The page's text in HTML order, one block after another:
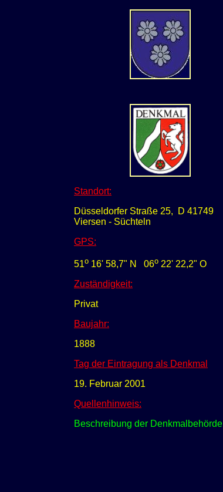
Standort:
Düsseldorfer Straße 25, D 41749
Viersen - Süchteln
GPS:
51o 16' 58,7" N 06o 22' 22,2" O
Zuständigkeit:
Privat
Baujahr:
1888
Tag der Eintragung als Denkmal
19. Februar 2001
Quellenhinweis:
Beschreibung der Denkmalbehörde